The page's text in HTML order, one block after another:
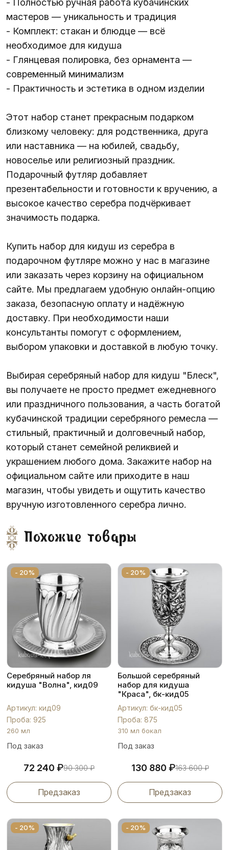
- Полностью ручная работа кубачинских
мастеров — уникальность и традиция
- Комплект: стакан и блюдце — всё
необходимое для кидуша
- Глянцевая полировка, без орнамента —
современный минимализм
- Практичность и эстетика в одном изделии
Этот набор станет прекрасным подарком
близкому человеку: для родственника, друга
или наставника — на юбилей, свадьбу,
новоселье или религиозный праздник.
Подарочный футляр добавляет
презентабельности и готовности к вручению, а
высокое качество серебра подчёркивает
значимость подарка.
Купить набор для кидуш из серебра в
подарочном футляре можно у нас в магазине
или заказать через корзину на официальном
сайте. Мы предлагаем удобную онлайн-опцию
заказа, безопасную оплату и надёжную
доставку. При необходимости наши
консультанты помогут с оформлением,
выбором упаковки и доставкой в любую точку.
Выбирая серебряный набор для кидуш "Блеск",
вы получаете не просто предмет ежедневного
или праздничного пользования, а часть богатой
кубачинской традиции серебряного ремесла —
стильный, практичный и долговечный набор,
который станет семейной реликвией и
украшением любого дома. Закажите набор на
официальном сайте или приходите в наш
магазин, чтобы увидеть и ощутить качество
вручную изготовленного серебра лично.
Похожие товары
- 20%
Серебряный набор ля
кидуша "Волна", кид09
Артикул: кид09
Проба: 925
260 мл
Под заказ
72 240 ₽90 300₽
Предзаказ
- 20%
Большой серебряный
набор для кидуша
"Краса", бк-кид05
Артикул: бк-кид05
Проба: 875
310 мл бокал
Под заказ
130 880 ₽163 600₽
Предзаказ
- 20% - 20%